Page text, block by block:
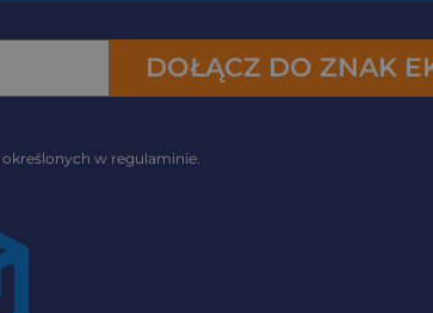
w regulaminie.